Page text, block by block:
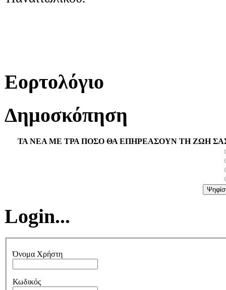
Εορτολόγιο
Δημοσκόπηση
ΤΑ ΝΕΑ ΜΕ ΤΡΑ ΠΟΣΟ ΘΑ ΕΠΗΡΕΑΣΟΥΝ ΤΗ ΖΩΗ
Login...
Όνομα Χρήστη
Κωδικός